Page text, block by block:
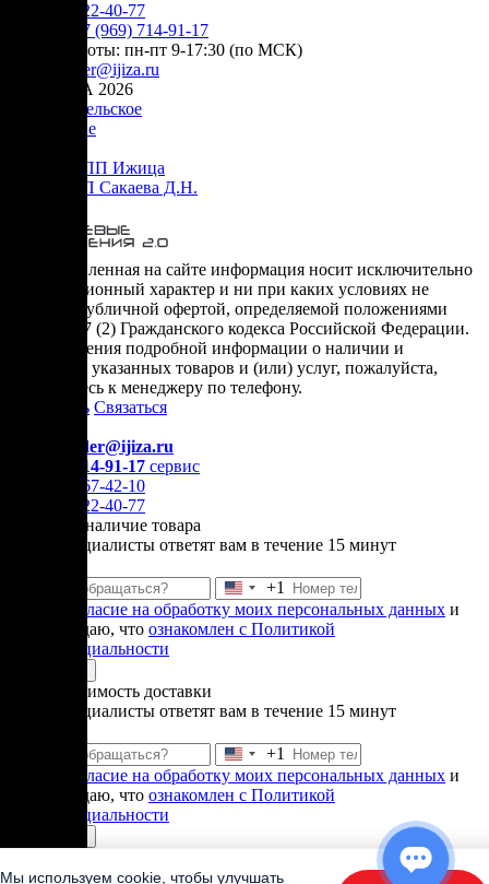
+7 (905) 222-40-77
+7 (969) 714-91-17
режим работы: пн-пт 9-17:30 (по МСК)
order@ijiza.ru
© ИЖИЦА 2026
Пользовательское
соглашение
Оферта НПП Ижица
Оферта ИП Сакаева Д.Н.
* представленная на сайте информация носит исключительно
информационный характер и ни при каких условиях не
является публичной офертой, определяемой положениями
Статьи 437 (2) Гражданского кодекса Российской Федерации.
Для получения подробной информации о наличии и
стоимости указанных товаров и (или) услуг, пожалуйста,
обращайтесь к менеджеру по телефону.
Позвонить Связаться
order@ijiza.ru
+7 (969) 714-91-17 cервис
+7 (812) 467-42-10
+7 (905) 222-40-77
Уточнить наличие товара
Наши специалисты ответят вам в течение 15 минут
Соединенные
Штаты
+1
+1
согласие на обработку моих персональных данных и
подтверждаю, что ознакомлен с Политикой
конфиденциальности
Узнать стоимость доставки
Наши специалисты ответят вам в течение 15 минут
Соединенные
Штаты
+1
+1
согласие на обработку моих персональных данных и
подтверждаю, что ознакомлен с Политикой
конфиденциальности
Спасибо!
В ближайшее время
Мы используем cookie, чтобы улучшать